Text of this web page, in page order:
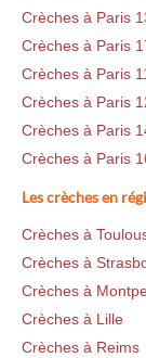
Crèches à Paris
Crèches à Paris
Crèches à Paris
Crèches à Paris
Crèches à Paris
Crèches à Paris
Les crèches en
Crèches à
Crèches à
Crèches à
Crèches à Lille
Crèches à Reims